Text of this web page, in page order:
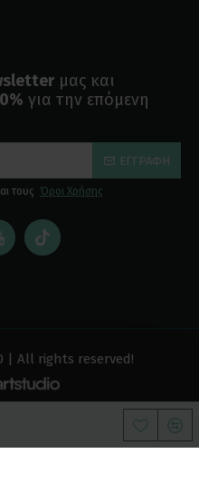
μας και
για την επόμενη
ΕΓΓΡΑΦΉ
τους Όροι Χρήσης
| All rights reserved!